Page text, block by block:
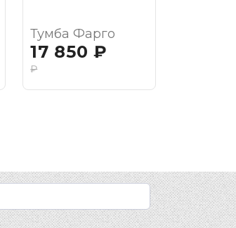
Тумба Фарго
17 850 ₽
₽